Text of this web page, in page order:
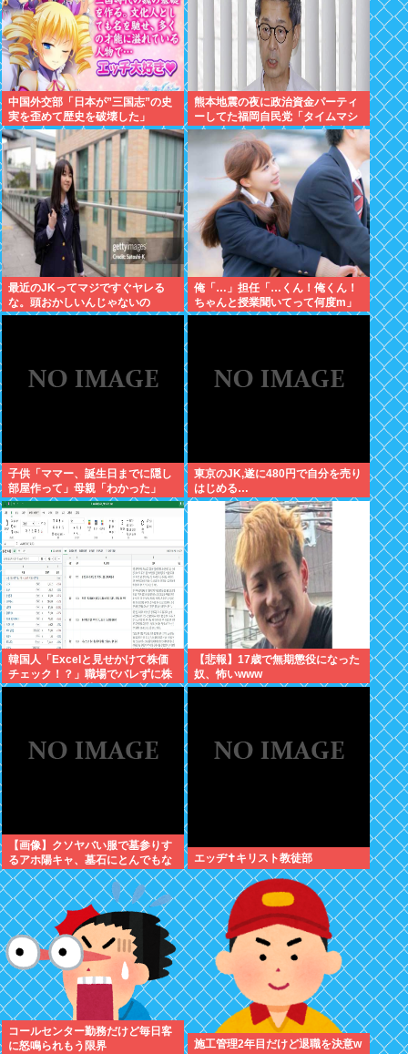
中国外交部「日本が”三国志”の史
実を歪めて歴史を破壊した」
熊本地震の夜に政治資金パーティ
ーしてた福岡自民党「タイムマシ
ーンにおねがいできるなら戻って
中止したい」
最近のJKってマジですぐヤレる
な。頭おかしいんじゃないの
俺「…」担任「…くん！俺くん！
ちゃんと授業聞いてって何度m」
俺「(───来るッ！)」
子供「ママー、誕生日までに隠し
部屋作って」母親「わかった」
東京のJK,遂に480円で自分を売り
はじめる…
韓国人「Excelと見せかけて株価
チェック！？」職場でバレずに株
取引、巧妙な偽装サイトが話題に
【悲報】17歳で無期懲役になった
奴、怖いwww
【画像】クソヤバい服で墓参りす
るアホ陽キャ、墓石にとんでもな
いものをぶっかける
エッヂ✝️キリスト教徒部
コールセンター勤務だけど毎日客
に怒鳴られもう限界
施工管理2年目だけど退職を決意w